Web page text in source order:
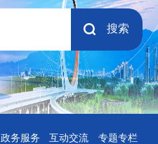
搜索
政务服务 互动交流 专题专栏